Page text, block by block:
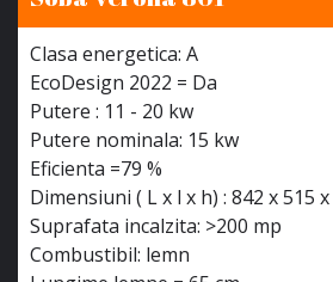
Clasa energetica: A
EcoDesign 2022 = Da
Putere : 11 - 20 kw
Putere nominala: 15 kw
Eficienta =79 %
Dimensiuni ( L x l x h) : 842 x 515
Suprafata incalzita: >200 mp
Combustibil: lemn